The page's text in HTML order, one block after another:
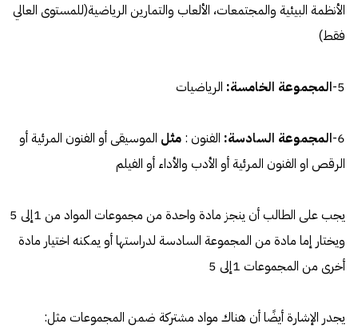
الأنظمة البيئية والمجتمعات، الألعاب والتمارين الرياضية(للمستوى العالي
فقط)
5- المجموعة الخامسة: الرياضيات
6- المجموعة السادسة: الفنون : مثل الموسيقى أو الفنون المرئية أو
الرقص او الفنون المرئية أو الأدب والأداء أو الفيلم
يجب على الطالب أن ينجز مادة واحدة من مجموعات المواد من 1إلى 5
ويختار إما مادة من المجموعة السادسة لدراستها أو يمكنه اختيار مادة
أخرى من المجموعات 1إلى 5
يجدر الإشارة أيضًا أن هناك مواد مشتركة ضمن المجموعات مثل: